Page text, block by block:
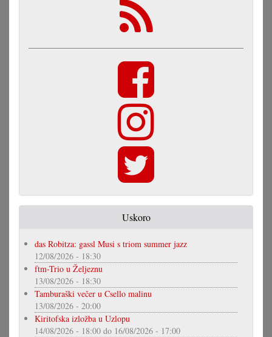
Uskoro
das Robitza: gassl Musi s triom summer jazz
12/08/2026 - 18:30
ftm-Trio u Željeznu
13/08/2026 - 18:30
Tamburaški večer u Csello malinu
13/08/2026 - 20:00
Kiritofska izložba u Uzlopu
14/08/2026 - 18:00 do 16/08/2026 - 17:00